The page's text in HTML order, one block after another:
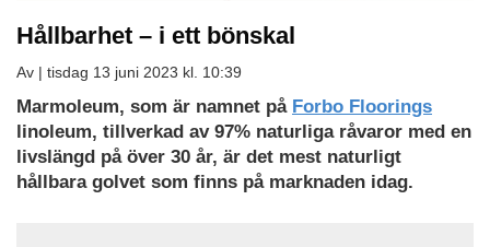
Hållbarhet – i ett bönskal
Av | tisdag 13 juni 2023 kl. 10:39
Marmoleum, som är namnet på Forbo Floorings
linoleum, tillverkad av 97% naturliga råvaror med en
livslängd på över 30 år, är det mest naturligt
hållbara golvet som finns på marknaden idag.